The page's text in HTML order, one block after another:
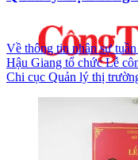
Về thông tin nhân sự
Hậu Giang tổ chức Lễ
Chi cục Quản lý thị